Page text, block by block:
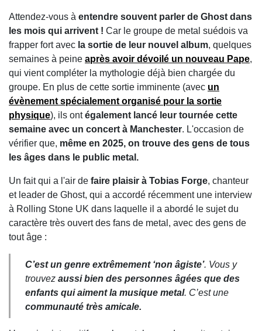
Attendez-vous à entendre souvent parler de Ghost dans
les mois qui arrivent ! Car le groupe de metal suédois va
frapper fort avec la sortie de leur nouvel album, quelques
semaines à peine après avoir dévoilé un nouveau Pape,
qui vient compléter la mythologie déjà bien chargée du
groupe. En plus de cette sortie imminente (avec un
évènement spécialement organisé pour la sortie
physique), ils ontégalement lancé leur tournée cette
semaine avec un concert à Manchester. L'occasion de
vérifier que, même en 2025, on trouve des gens de tous
les âges dans le public metal.
Un fait qui a l'air de faire plaisir à Tobias Forge, chanteur
et leader de Ghost, qui a accordé récemment une interview
à Rolling Stone UK dans laquelle il a abordé le sujet du
caractère très ouvert des fans de metal, avec des gens de
tout âge :
C’est un genre extrêmement ‘non âgiste’. Vous y
trouvez aussi bien des personnes âgées que des
enfants qui aiment la musique metal. C’est une
communauté très amicale.